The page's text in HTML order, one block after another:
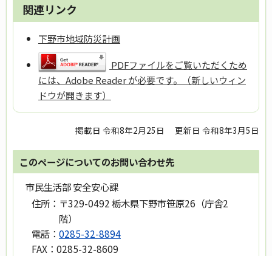
関連リンク
下野市地域防災計画
PDFファイルをご覧いただくため
には、Adobe Reader が必要です。（新しいウィン
ドウが開きます）
掲載日 令和8年2月25日 更新日 令和8年3月5日
このページについてのお問い合わせ先
市民生活部 安全安心課
住所： 〒329-0492 栃木県下野市笹原26（庁舎2
階）
電話： 0285-32-8894
FAX： 0285-32-8609